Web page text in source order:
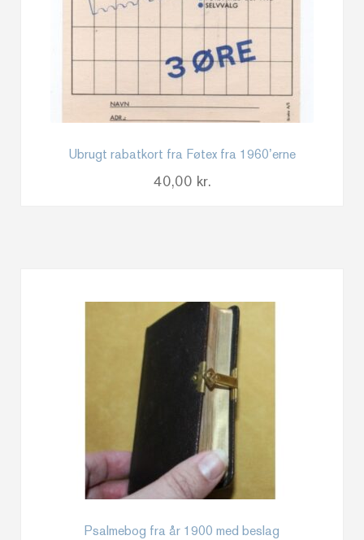
Ubrugt rabatkort fra Føtex fra 1960’erne
40,00 kr.
Psalmebog fra år 1900 med beslag